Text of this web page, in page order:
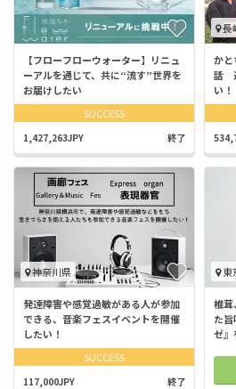
【フローフローウォーター】リニュ
ーアルを通じて、共に“流す”世界を
お届けしたい
SUCCESS
1,427,263JPY 終了
長
かと
話
い！
神奈川県
発達障害や感覚過敏がある人が参加
できる、音楽フェスイベントを開催
したい！
SUCCESS
117,000JPY 終了
東
椎茸
た
ゼ』